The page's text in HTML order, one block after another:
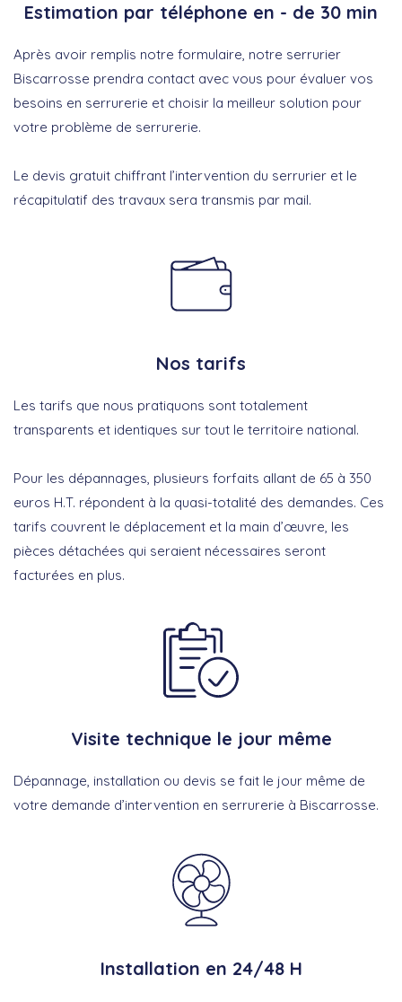
Estimation par téléphone en - de 30 min
Après avoir remplis notre formulaire, notre serrurier
Biscarrosse prendra contact avec vous pour évaluer vos
besoins en serrurerie et choisir la meilleur solution pour
votre problème de serrurerie.
Le devis gratuit chiffrant l’intervention du serrurier et le
récapitulatif des travaux sera transmis par mail.
Nos tarifs
Les tarifs que nous pratiquons sont totalement
transparents et identiques sur tout le territoire national.
Pour les dépannages, plusieurs forfaits allant de 65 à 350
euros H.T. répondent à la quasi-totalité des demandes. Ces
tarifs couvrent le déplacement et la main d’œuvre, les
pièces détachées qui seraient nécessaires seront
facturées en plus.
Visite technique le jour même
Dépannage, installation ou devis se fait le jour même de
votre demande d’intervention en serrurerie à Biscarrosse.
Installation en 24/48 H